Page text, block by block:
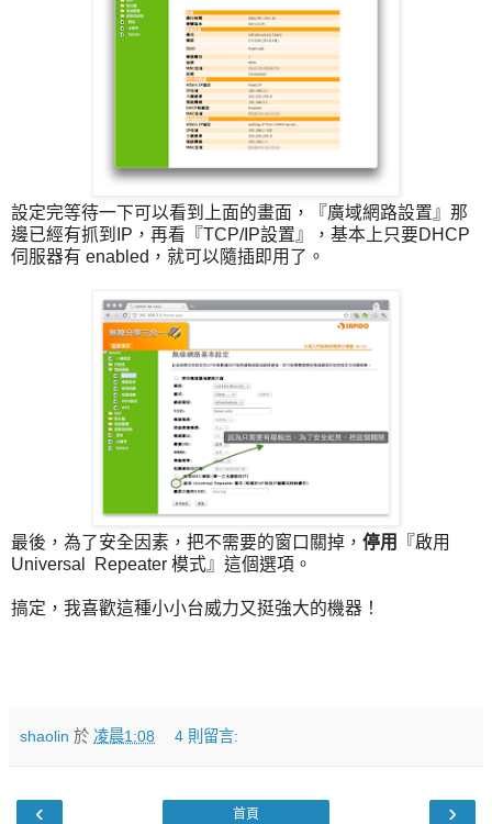
設定完等待一下可以看到上面的畫面，『廣域網路設置』那
邊已經有抓到IP，再看『TCP/IP設置』，基本上只要DHCP
伺服器有 enabled，就可以隨插即用了。
最後，為了安全因素，把不需要的窗口關掉， 停用
『啟用
Universal Repeater 模式』這個選項。
搞定，我喜歡這種小小台威力又挺強大的機器！
shaolin 於 凌晨1:08 4 則留言:
‹ ›
首頁